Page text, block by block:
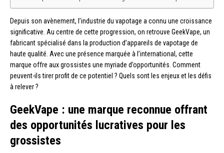
Depuis son avènement, l’industrie du vapotage a connu une croissance
significative. Au centre de cette progression, on retrouve GeekVape, un
fabricant spécialisé dans la production d’appareils de vapotage de
haute qualité. Avec une présence marquée à l’international, cette
marque offre aux grossistes une myriade d’opportunités. Comment
peuvent-ils tirer profit de ce potentiel ? Quels sont les enjeux et les défis
à relever ?
GeekVape : une marque reconnue offrant
des opportunités lucratives pour les
grossistes